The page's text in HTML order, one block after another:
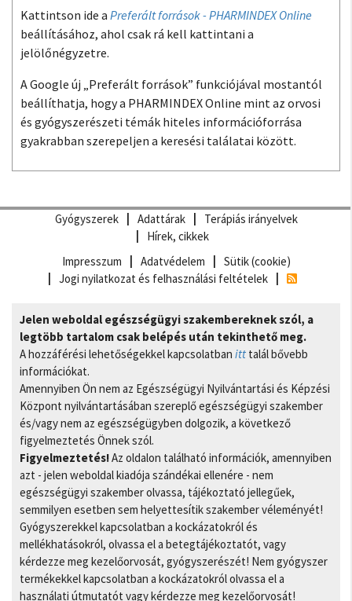
Kattintson ide a Preferált források - PHARMINDEX Online
beállításához, ahol csak rá kell kattintani a
jelölőnégyzetre.
A Google új „Preferált források” funkciójával mostantól
beállíthatja, hogy a PHARMINDEX Online mint az orvosi
és gyógyszerészeti témák hiteles információforrása
gyakrabban szerepeljen a keresési találatai között.
Gyógyszerek Adattárak
Terápiás irányelvek
Hírek, cikkek
Impresszum
Adatvédelem
Sütik (cookie)
Jogi nyilatkozat és felhasználási feltételek
Jelen weboldal egészségügyi szakembereknek szól, a
legtöbb tartalom csak belépés után tekinthető meg.
A hozzáférési lehetőségekkel kapcsolatban itt talál bővebb
információkat.
Amennyiben Ön nem az Egészségügyi Nyilvántartási és Képzési
Központ nyilvántartásában szereplő egészségügyi szakember
és/vagy nem az egészségügyben dolgozik, a következő
figyelmeztetés Önnek szól.
Figyelmeztetés!Az oldalon található információk, amennyiben
azt - jelen weboldal kiadója szándékai ellenére - nem
egészségügyi szakember olvassa, tájékoztató jellegűek,
semmilyen esetben sem helyettesítik szakember véleményét!
Gyógyszerekkel kapcsolatban a kockázatokról és
mellékhatásokról, olvassa el a betegtájékoztatót, vagy
kérdezze meg kezelőorvosát, gyógyszerészét! Nem gyógyszer
termékekkel kapcsolatban a kockázatokról olvassa el a
használati útmutatót vagy kérdezze meg kezelőorvosát!